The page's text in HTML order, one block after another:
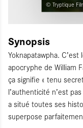
© Tryptique
Synopsis
Yoknapatawpha.
apocryphe de William
ça signifie « tenu
l’authenticité n’est
a situé toutes ses
superpose